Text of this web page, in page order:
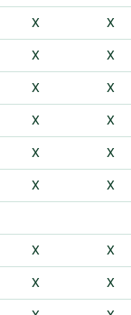
X X
X X
X X
X X
X X
X X
X X
X X